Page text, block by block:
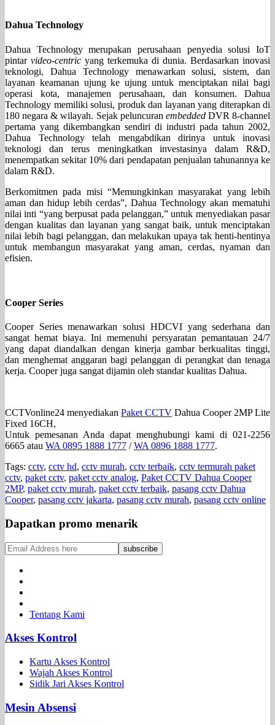
Dahua Technology
Dahua Technology merupakan perusahaan penyedia solusi IoT
pintar video-centric yang terkemuka di dunia. Berdasarkan inovasi
teknologi, Dahua Technology menawarkan solusi, sistem, dan
layanan keamanan ujung ke ujung untuk menciptakan nilai bagi
operasi kota, manajemen perusahaan, dan konsumen. Dahua
Technology memiliki solusi, produk dan layanan yang diterapkan di
180 negara & wilayah. Sejak peluncuran embeddedDVR 8-channel
pertama yang dikembangkan sendiri di industri pada tahun 2002,
Dahua Technology telah mengabdikan dirinya untuk inovasi
teknologi dan terus meningkatkan investasinya dalam R&D,
menempatkan sekitar 10% dari pendapatan penjualan tahunannya ke
dalam R&D.
Berkomitmen pada misi “Memungkinkan masyarakat yang lebih
aman dan hidup lebih cerdas”, Dahua Technology akan mematuhi
nilai inti “yang berpusat pada pelanggan,” untuk menyediakan pasar
dengan kualitas dan layanan yang sangat baik, untuk menciptakan
nilai lebih bagi pelanggan, dan melakukan upaya tak henti-hentinya
untuk membangun masyarakat yang aman, cerdas, nyaman dan
efisien.
Cooper Series
Cooper Series menawarkan solusi HDCVI yang sederhana dan
sangat hemat biaya. Ini memenuhi persyaratan pemantauan 24/7
yang dapat diandalkan dengan kinerja gambar berkualitas tinggi,
dan menghemat anggaran bagi pelanggan di perangkat dan tenaga
kerja. Cooper juga sangat dijamin oleh standar kualitas Dahua.
CCTVonline24 menyediakan Paket CCTV Dahua Cooper 2MP Lite
Fixed 16CH,
Untuk pemesanan Anda dapat menghubungi kami di 021-2256
6665 atau WA 0895 1888 1777 /WA 0896 1888 1777.
Tags: cctv, cctv hd, cctv murah, cctv terbaik, cctv termurah paket
cctv, paket cctv, paket cctv analog, Paket CCTV Dahua Cooper
2MP, paket cctv murah, paket cctv terbaik, pasang cctv Dahua
Cooper, pasang cctv jakarta, pasang cctv murah, pasang cctv online
Dapatkan promo menarik
Tentang Kami
Akses Kontrol
Kartu Akses Kontrol
Wajah Akses Kontrol
Sidik Jari Akses Kontrol
Mesin Absensi